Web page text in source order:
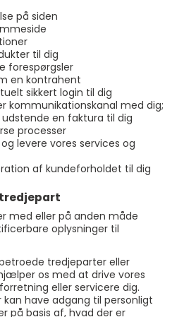
på siden
til dig
forespørgsler
en kontrahent
sikkert login til dig
kommunikationskanal med dig;
en faktura til dig
processer
levere vores services og
af kundeforholdet til dig
med eller på anden måde
oplysninger til
tredjeparter eller
os med at drive vores
eller servicere dig.
have adgang til personligt
på basis af, hvad der er